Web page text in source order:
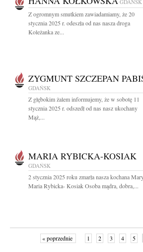
GDAŃSK
Z ogromnym smutkiem zawiadamiamy, że 20
stycznia 2025 r. odeszła od nas nasza droga
Koleżanka ze...
ZYGMUNT SZCZEPAN
GDAŃSK
Z głębokim żalem informujemy, że w sobotę 11
stycznia 2025 r. odszedł od nas nasz ukochany
Mąż,...
MARIA RYBICKA-KOSIAK
GDAŃSK
2 stycznia 2025 roku zmarła nasza kochana
Maria Rybicka- Kosiak Osoba mądra, dobra,...
« poprzednie 1 2 3 4 5